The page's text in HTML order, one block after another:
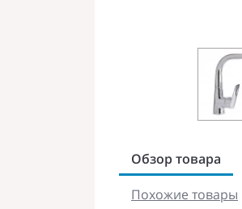
Обзор товара
Похожие товары